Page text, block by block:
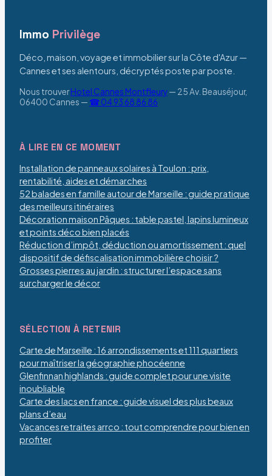
Immo Privilège
Déco, maison, voyage et immobilier sur la Côte d'Azur —
Cannes et ses alentours, décryptés poste par poste.
Nous trouverHotel Cannes Montfleury— 25 Av. Beauséjour,
06400 Cannes — ☎ 04 93 68 86 86
À LIRE EN CE MOMENT
Installation de panneaux solaires à Toulon : prix,
rentabilité, aides et démarches
52 balades en famille autour de Marseille : guide pratique
des meilleurs itinéraires
Décoration maison Pâques : table pastel, lapins lumineux
et points déco bien placés
Réduction d’impôt, déduction ou amortissement : quel
dispositif de défiscalisation immobilière choisir ?
Grosses pierres au jardin : structurer l’espace sans
surcharger le décor
SÉLECTION À RETENIR
Carte de Marseille : 16 arrondissements et 111 quartiers
pour maîtriser la géographie phocéenne
Glenfinnan highlands : guide complet pour une visite
inoubliable
Carte des lacs en france : guide visuel des plus beaux
plans d’eau
Vacances retraites arrco : tout comprendre pour bien en
profiter